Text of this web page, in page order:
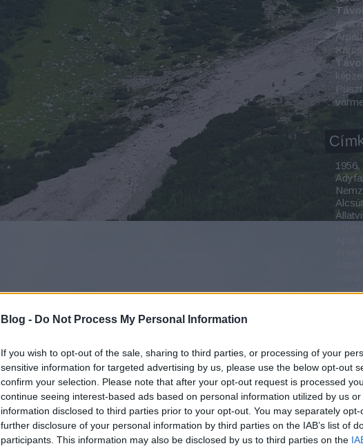
Blog - Do Not Process My Personal Information
If you wish to opt-out of the sale, sharing to third parties, or processing of your
sensitive information for targeted advertising by us, please use the below opt-out
confirm your selection. Please note that after your opt-out request is processed
continue seeing interest-based ads based on personal information utilized by us
information disclosed to third parties prior to your opt-out. You may separately
further disclosure of your personal information by third parties on the IAB’s list of
participants. This information may also be disclosed by us to third parties on the
amit
Karcsa
1956
Park